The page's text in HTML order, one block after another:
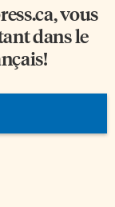
, vous
dans le